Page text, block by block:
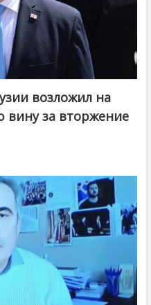
возложил на
вину за вторжение